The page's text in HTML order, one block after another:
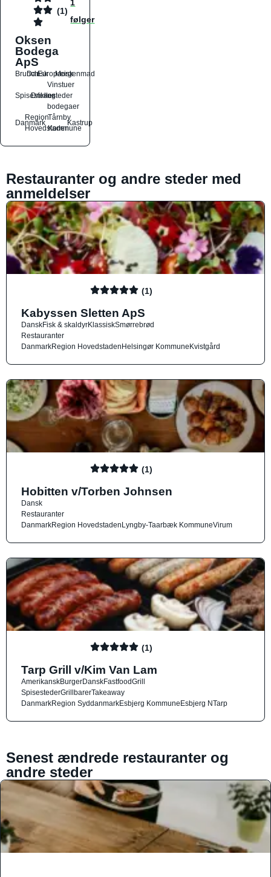
(1)
1
følger
Oksen
Bodega
ApS
Brunch
DanskEuropæiskMorgenmad
Spisesteder
Drikkesteder
Vinstuer
og
bodegaer
Danmark
Region
Hovedstaden
Tårnby
Kommune
Kastrup
Restauranter og andre steder med
anmeldelser
(1)
Kabyssen Sletten ApS
DanskFisk & skaldyrKlassiskSmørrebrød
Restauranter
DanmarkRegion HovedstadenHelsingør KommuneKvistgård
(1)
Hobitten v/Torben Johnsen
Dansk
Restauranter
DanmarkRegion HovedstadenLyngby-Taarbæk KommuneVirum
(1)
Tarp Grill v/Kim Van Lam
AmerikanskBurgerDanskFastfoodGrill
SpisestederGrillbarerTakeaway
DanmarkRegion SyddanmarkEsbjerg KommuneEsbjerg NTarp
Senest ændrede restauranter og
andre steder